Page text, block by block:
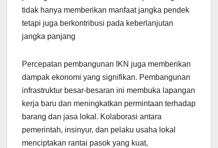
tidak hanya memberikan manfaat jangka pendek
tetapi juga berkontribusi pada keberlanjutan
jangka panjang
Percepatan pembangunan IKN juga memberikan
dampak ekonomi yang signifikan. Pembangunan
infrastruktur besar-besaran ini membuka lapangan
kerja baru dan meningkatkan permintaan terhadap
barang dan jasa lokal. Kolaborasi antara
pemerintah, insinyur, dan pelaku usaha lokal
menciptakan rantai pasok yang kuat,